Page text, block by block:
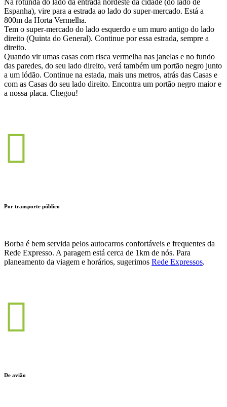
Espanha), vire para a estrada ao lado do super-mercado. Está a
800m da Horta Vermelha.
Tem o super-mercado do lado esquerdo e um muro antigo do lado
direito (Quinta do General). Continue por essa estrada, sempre a
direito.
Quando vir umas casas com risca vermelha nas janelas e no fundo
das paredes, do seu lado direito, verá também um portão negro junto
a um lódão. Continue na estada, mais uns metros, atrás das Casas e
com as Casas do seu lado direito. Encontra um portão negro maior e
a nossa placa. Chegou!
Por transporte público
Borba é bem servida pelos autocarros confortáveis e frequentes da
Rede Expresso. A paragem está cerca de 1km de nós. Para
planeamento da viagem e horários, sugerimos Rede Expressos.
De avião